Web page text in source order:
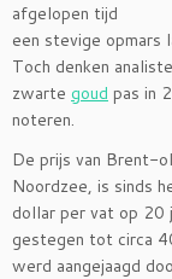
afgelopen tijd
een stevige opmars
Toch denken
zwarte goud pas in
noteren.
De prijs van Brent-
Noordzee, is sinds
dollar per vat op 20
gestegen tot circa
werd aangejaagd